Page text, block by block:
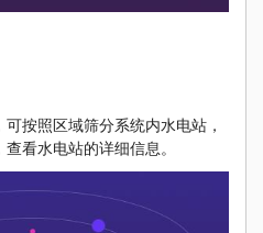
按照区域筛分系统内水电站，
看水电站的详细信息。